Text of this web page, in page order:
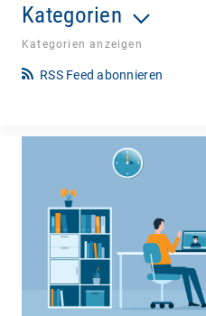
Kategorien
Kategorien anzeigen
RSS Feed abonnieren